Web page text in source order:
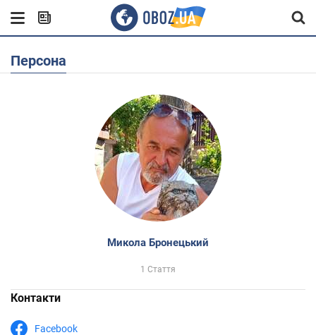
Персона
Микола Бронецький
1 Стаття
Контакти
Facebook